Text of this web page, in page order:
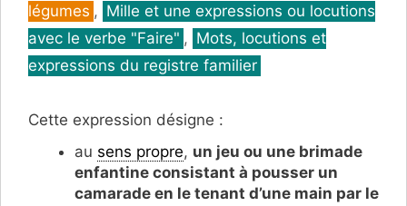
légumes , Mille et une expressions ou locutions
avec le verbe "Faire" , Mots, locutions et
expressions du registre familier
Cette expression désigne :
au sens propre, un jeu ou une brimade
enfantine consistant à pousser un
camarade en le tenant d’une main par le